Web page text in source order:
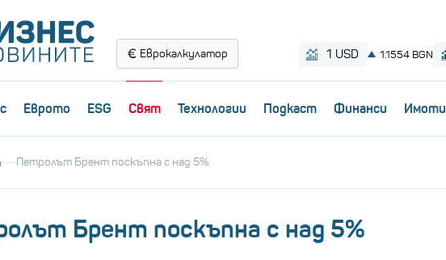
Еврокалкулатор
Еврото ESG Свят Технологии Пoдкаст Финанси Имоти
Петролът Брент поскъпна с над 5%
Брент поскъпна с над 5%